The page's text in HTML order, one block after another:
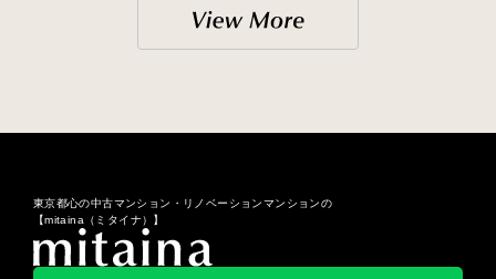
東京都心の中古マンション・リノベーションマンションの
【mitaina（ミタイナ）】